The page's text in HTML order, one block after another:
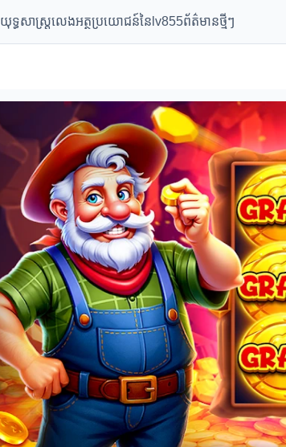
យុទ្ធសាស្ត្រលេងអត្ថប្រយោជន៍នៃlv855ព័ត៌មានថ្មីៗ